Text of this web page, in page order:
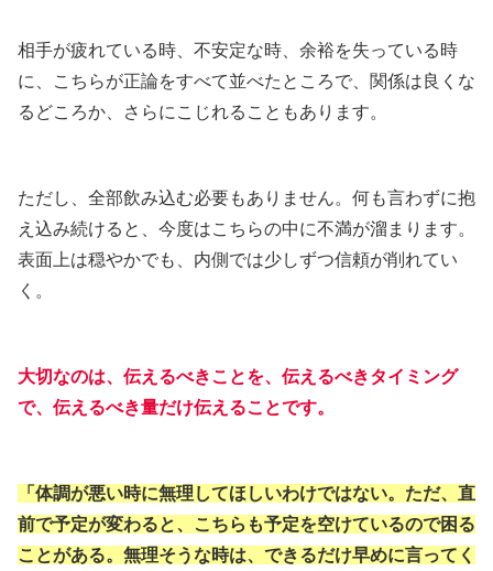
相手が疲れている時、不安定な時、余裕を失っている時
に、こちらが正論をすべて並べたところで、関係は良くな
るどころか、さらにこじれることもあります。
ただし、全部飲み込む必要もありません。何も言わずに抱
え込み続けると、今度はこちらの中に不満が溜まります。
表面上は穏やかでも、内側では少しずつ信頼が削れてい
く。
大切なのは、伝えるべきことを、伝えるべきタイミング
で、伝えるべき量だけ伝えることです。
「体調が悪い時に無理してほしいわけではない。ただ、直
前で予定が変わると、こちらも予定を空けているので困る
ことがある。無理そうな時は、できるだけ早めに言ってく